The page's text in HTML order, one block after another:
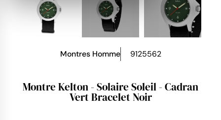
Montres Homme 9125562
Montre Kelton - Solaire Soleil - Cadran
Vert Bracelet Noir